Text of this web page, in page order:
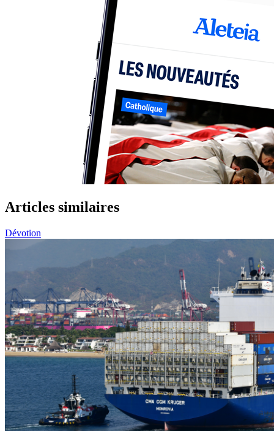
Articles similaires
Dévotion